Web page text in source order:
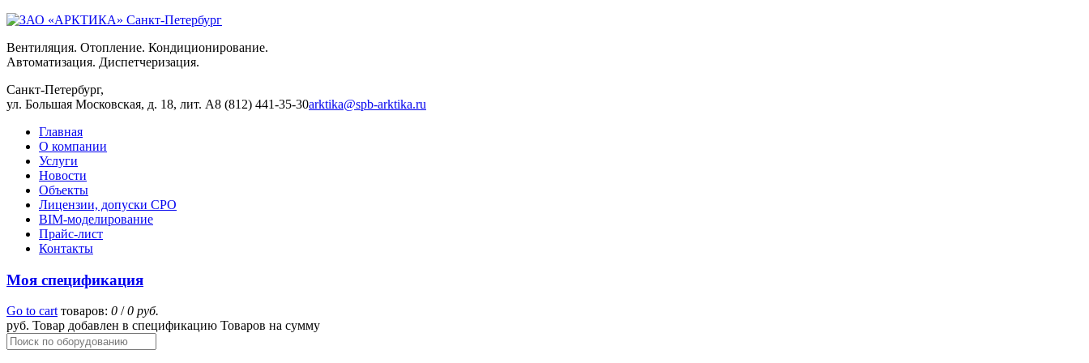
Вентиляция. Отопление. Кондиционирование.
Автоматизация. Диспетчеризация.
Санкт-Петербург,
ул. Большая Московская, д. 18, лит. А8 (812) 441-35-30arktika@spb-arktika.ru
Главная
О компании
Услуги
Новости
Объекты
Лицензии, допуски СРО
BIM-моделирование
Прайс-лист
Контакты
Моя спецификация
Go to cart товаров: 0 /0 руб.
руб. Товар добавлен в спецификацию Товаров на сумму